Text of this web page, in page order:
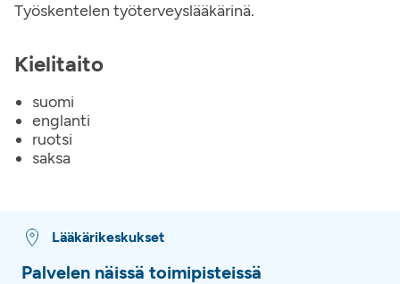
Työskentelen työterveyslääkärinä.
Kielitaito
suomi
englanti
ruotsi
saksa
Lääkärikeskukset
Palvelen näissä toimipisteissä